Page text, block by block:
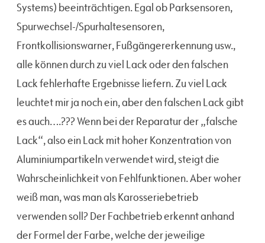
Systems) beeinträchtigen. Egal ob Parksensoren,
Spurwechsel-/Spurhaltesensoren,
Frontkollisionswarner, Fußgängererkennung usw.,
alle können durch zu viel Lack oder den falschen
Lack fehlerhafte Ergebnisse liefern. Zu viel Lack
leuchtet mir ja noch ein, aber den falschen Lack gibt
es auch….??? Wenn bei der Reparatur der „falsche
Lack“, also ein Lack mit hoher Konzentration von
Aluminiumpartikeln verwendet wird, steigt die
Wahrscheinlichkeit von Fehlfunktionen. Aber woher
weiß man, was man als Karosseriebetrieb
verwenden soll? Der Fachbetrieb erkennt anhand
der Formel der Farbe, welche der jeweilige